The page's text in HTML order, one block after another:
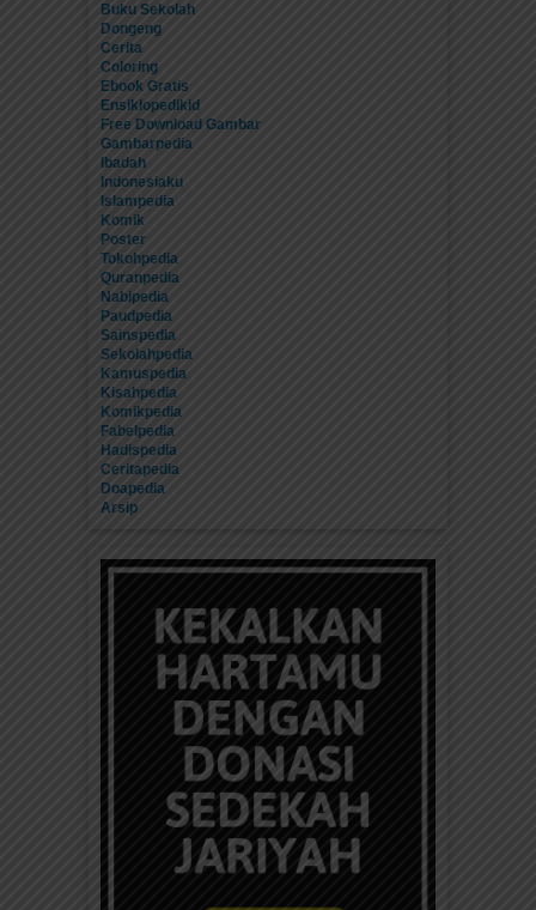
Buku Sekolah
Dongeng
Cerita
Coloring
Ebook Gratis
Ensiklopedikid
Free Download Gambar
Gambarpedia
Ibadah
Indonesiaku
Islampedia
Komik
Poster
Tokohpedia
Quranpedia
Nabipedia
Paudpedia
Sainspedia
Sekolahpedia
Kamuspedia
Kisahpedia
Komikpedia
Fabelpedia
Hadispedia
Ceritapedia
Doapedia
Arsip